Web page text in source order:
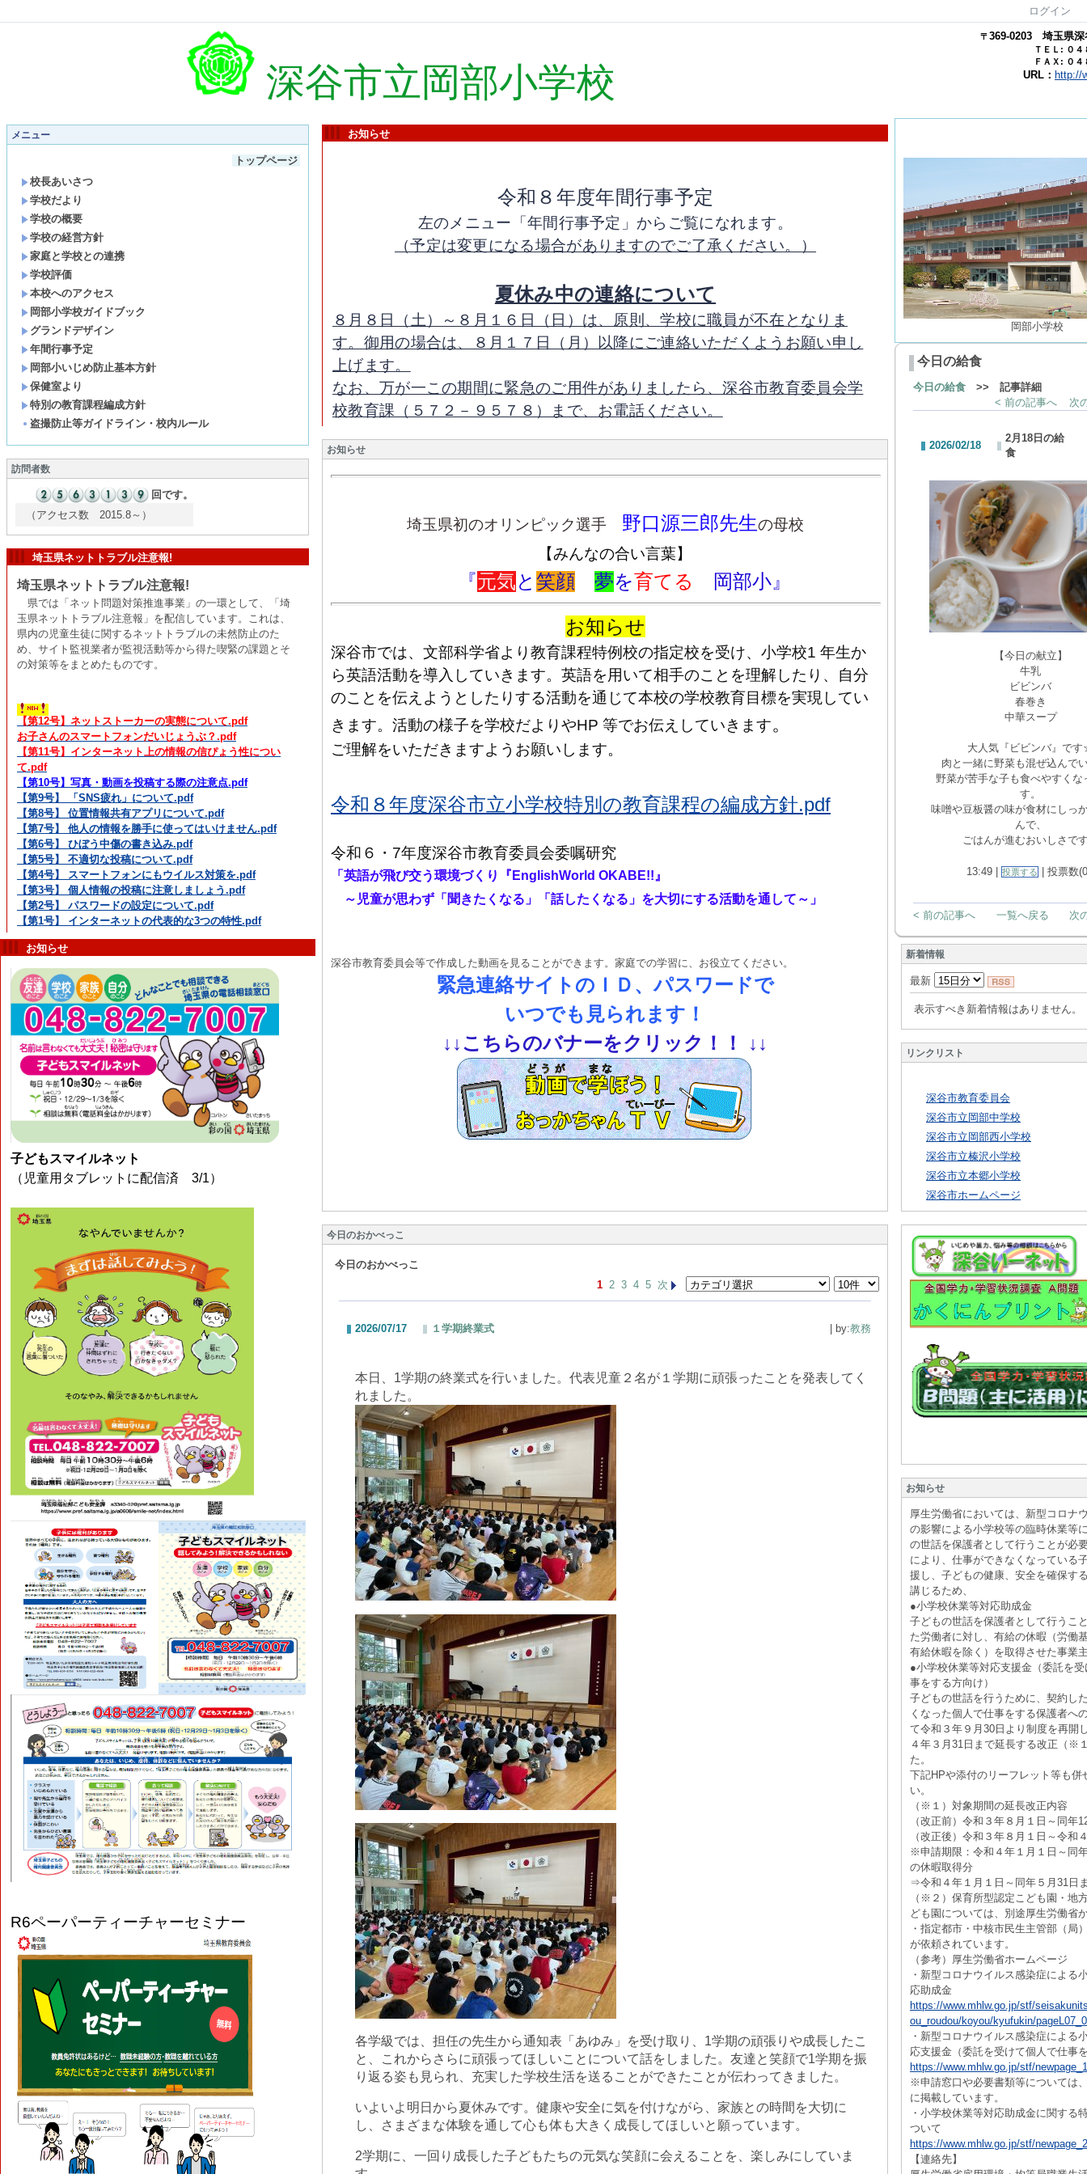
ログイン
深谷市立岡部小学校
〒369-0203 埼玉県深
ＴＥＬ: ０４
ＦＡＸ: ０
URL： http://
メニュー
トップページ
校長あいさつ
学校だより
学校の概要
学校の経営方針
家庭と学校との連携
学校評価
本校へのアクセス
岡部小学校ガイドブック
グランドデザイン
年間行事予定
岡部小いじめ防止基本方針
保健室より
特別の教育課程編成方針
盗撮防止等ガイドライン・校内ルール
訪問者数
回です。
（アクセス数 2015.8～）
埼玉県ネットトラブル注意報!
埼玉県ネットトラブル注意報!
県では「ネット問題対策推進事業」の一環として、「埼
玉県ネットトラブル注意報」を配信しています。これは、
県内の児童生徒に関するネットトラブルの未然防止のた
め、サイト監視業者が監視活動等から得た喫緊の課題とそ
の対策等をまとめたものです。
【第12号】ネットストーカーの実態について.pdf
お子さんのスマートフォンだいじょうぶ？.pdf
【第11号】インターネット上の情報の信ぴょう性につい
て.pdf
【第10号】写真・動画を投稿する際の注意点.pdf
【第9号】 「SNS疲れ」について.pdf
【第8号】 位置情報共有アプリについて.pdf
【第7号】 他人の情報を勝手に使ってはいけません.pdf
【第6号】 ひぼう中傷の書き込み.pdf
【第5号】 不適切な投稿について.pdf
【第4号】 スマートフォンにもウイルス対策を.pdf
【第3号】 個人情報の投稿に注意しましょう.pdf
【第2号】 パスワードの設定について.pdf
【第1号】 インターネットの代表的な3つの特性.pdf
お知らせ
子どもスマイルネット
（児童用タブレットに配信済 3/1）
R6ペーパーティーチャーセミナー
お知らせ
令和８年度年間行事予定
左のメニュー「年間行事予定」からご覧になれます。
（予定は変更になる場合がありますのでご了承ください。）
夏休み中の連絡について
８月８日（土）～８月１６日（日）は、原則、学校に職員が不在となりま
す。御用の場合は、８月１７日（月）以降にご連絡いただくようお願い申し
上げます。
なお、万が一この期間に緊急のご用件がありましたら、深谷市教育委員会学
校教育課（５７２－９５７８）まで、お電話ください。
お知らせ
埼玉県初のオリンピック選手 野口源三郎先生の母校
【みんなの合い言葉】
『元気と 笑顔 夢を育てる 岡部小』
お知らせ
深谷市では、文部科学省より教育課程特例校の指定校を受け、小学校1 年生か
ら英語活動を導入していきます。英語を用いて相手のことを理解したり、自分
のことを伝えようとしたりする活動を通じて本校の学校教育目標を実現してい
きます。活動の様子を学校だよりやHP 等でお伝えしていきます。
ご理解をいただきますようお願いします。
令和８年度深谷市立小学校特別の教育課程の編成方針.pdf
令和６・7年度深谷市教育委員会委嘱研究
「英語が飛び交う環境づくり『 EnglishWorld OKABE!!』
～児童が思わず「聞きたくなる」「話したくなる」を大切にする活動を通して～」
深谷市教育委員会等で作成した動画を見ることができます。家庭での学習に、お役立てください。
緊急連絡サイトのＩＤ、パスワードで
いつでも見られます！
↓ ↓こちらのバナーをクリック！！ ↓ ↓
今日のおかべっこ
今日のおかべっこ
1 2 3 4 5 次
2026/07/17 １学期終業式 | by:教務
本日、1学期の終業式を行いました。代表児童２名が１学期に頑張ったことを発表してく
れました。
各学級では、担任の先生から通知表「あゆみ」を受け取り、1学期の頑張りや成長したこ
と、これからさらに頑張ってほしいことについて話をしました。友達と笑顔で1学期を振
り返る姿も見られ、充実した学校生活を送ることができたことが伝わってきました。
いよいよ明日から夏休みです。健康や安全に気を付けながら、家族との時間を大切に
し、さまざまな体験を通して心も体も大きく成長してほしいと願っています。
2学期に、一回り成長した子どもたちの元気な笑顔に会えることを、楽しみにしていま
岡部小学校
今日の給食
今日の給食 >> 記事詳細
< 前の記事へ
次
2026/02/18
2月18日の給
食
【今日の献立】
牛乳
ビビンバ
春巻き
中華スープ
大人気『ビビンバ』で
肉と一緒に野菜も混ぜ込んで
野菜が苦手な子も食べやすくな
す。
味噌や豆板醤の味が食材にしっ
んで、
ごはんが進むおいしさで
13:49 | 投票する | 投票数
< 前の記事へ 次
一覧へ戻る
新着情報
最新
表示すべき新着情報はありません。
リンクリスト
深谷市教育委員会
深谷市立岡部中学校
深谷市立岡部西小学校
深谷市立榛沢小学校
深谷市立本郷小学校
深谷市ホームページ
お知らせ
厚生労働省においては、新型コロナ
の影響による小学校等の臨時休業等
の世話を保護者として行うことが必
により、仕事ができなくなっている
援し、子どもの健康、安全を確保す
講じるため、
●小学校休業等対応助成金
子どもの世話を保護者として行うこ
た労働者に対し、有給の休暇（労働
有給休暇を除く）を取得させた事業
●小学校休業等対応支援金（委託を
事をする方向け）
子どもの世話を行うために、契約し
くなった個人で仕事をする保護者へ
て令和３年９月30日より制度を再開
４年３月31日まで延長する改正（※
た。
下記HPや添付のリーフレット等も併
い。
（※１）対象期間の延長改正内容
（改正前）令和３年８月１日～同年
（改正後）令和３年８月１日～令和
※申請期限：令和４年１月１日～同
の休暇取得分
⇒令和４年１月１日～同年５月31日
（※２）保育所型認定こども園・地
ども園については、別途厚生労働省
・指定都市・中核市民生主管部（局
が依頼されています。
（参考）厚生労働省ホームページ
・新型コロナウイルス感染症による
応助成金
https://www.mhlw.go.jp/stf/
ou_roudou/koyou/kyufukin/
・新型コロナウイルス感染症による
応支援金（委託を受けて個人で仕事
https://www.mhlw.go.jp/stf/
※申請窓口や必要書類等については
に掲載しています。
・小学校休業等対応助成金に関する
ついて
https://www.mhlw.go.jp/stf/
【連絡先】